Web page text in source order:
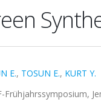
E., TOSUN E., KURT Y.
Frühjahrssymposium,